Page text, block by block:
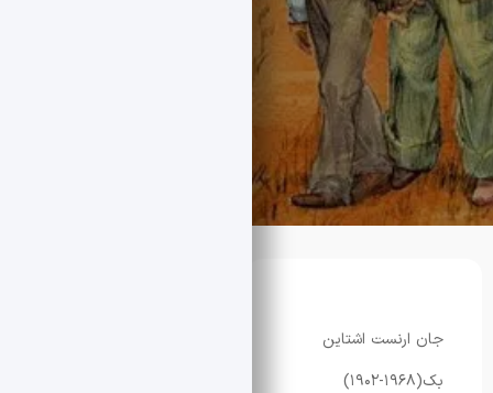
اشتاین
بک(۱۹۶۸-۱۹۰۲)